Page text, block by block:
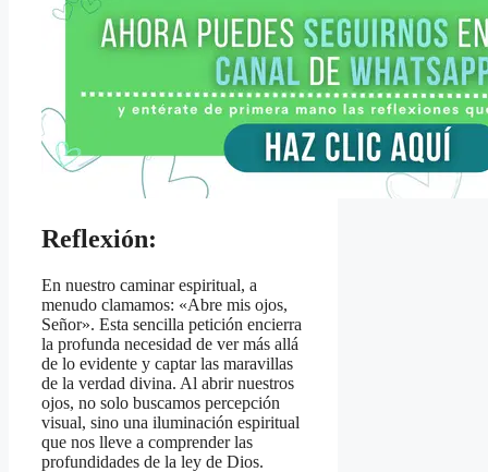
Reflexión:
En nuestro caminar espiritual, a
menudo clamamos: «Abre mis ojos,
Señor». Esta sencilla petición encierra
la profunda necesidad de ver más allá
de lo evidente y captar las maravillas
de la verdad divina. Al abrir nuestros
ojos, no solo buscamos percepción
visual, sino una iluminación espiritual
que nos lleve a comprender las
profundidades de la ley de Dios.